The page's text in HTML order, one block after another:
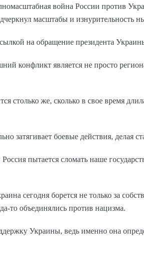
война России против
масштабы и изнурительность
на обращение президента
конфликт является не просто
столько же, сколько в свое время
затягивает боевые действия, делая
пытается сломать наше
сегодня борется не только за
то объединялись против нацизма.
Украины, ведь именно она